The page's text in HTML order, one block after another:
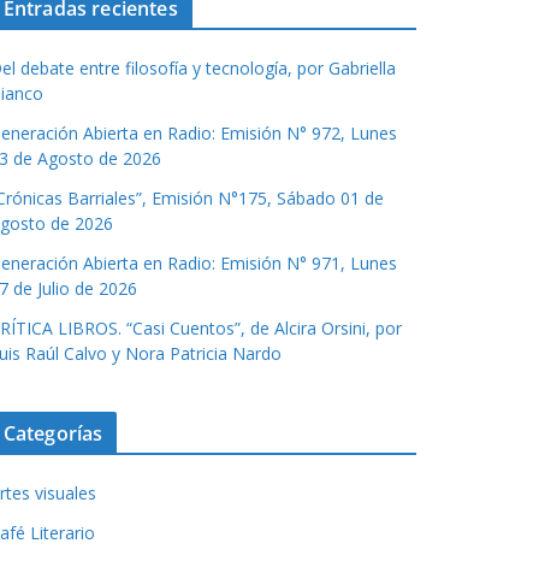
Entradas recientes
debate entre filosofía y tecnología, por Gabriella
Abierta en Radio: Emisión N° 972, Lunes
de Agosto de 2026
Barriales”, Emisión N°175, Sábado 01 de
de 2026
Abierta en Radio: Emisión N° 971, Lunes
de Julio de 2026
LIBROS. “Casi Cuentos”, de Alcira Orsini, por
Raúl Calvo y Nora Patricia Nardo
Categorías
visuales
Literario